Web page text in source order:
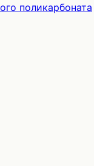
поликарбоната